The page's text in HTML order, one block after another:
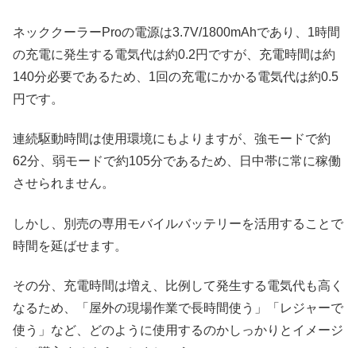
ネッククーラーProの電源は3.7V/1800mAhであり、1時間
の充電に発生する電気代は約0.2円ですが、充電時間は約
140分必要であるため、1回の充電にかかる電気代は約0.5
円です。
連続駆動時間は使用環境にもよりますが、強モードで約
62分、弱モードで約105分であるため、日中帯に常に稼働
させられません。
しかし、別売の専用モバイルバッテリーを活用することで
時間を延ばせます。
その分、充電時間は増え、比例して発生する電気代も高く
なるため、「屋外の現場作業で長時間使う」「レジャーで
使う」など、どのように使用するのかしっかりとイメージ